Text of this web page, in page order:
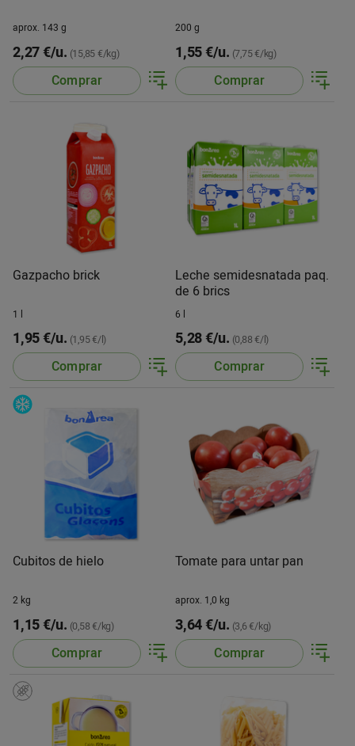
aprox. 143 g
2,27 €/u. (15,85 €/kg)
Comprar
200 g
1,55 €/u. (7,75 €/kg)
Comprar
Gazpacho brick
1 l
1,95 €/u. (1,95 €/l)
Comprar
Leche semidesnatada paq.
de 6 brics
6 l
5,28 €/u. (0,88 €/l)
Comprar
Cubitos de hielo
2 kg
1,15 €/u. (0,58 €/kg)
Comprar
Tomate para untar pan
aprox. 1,0 kg
3,64 €/u. (3,6 €/kg)
Comprar